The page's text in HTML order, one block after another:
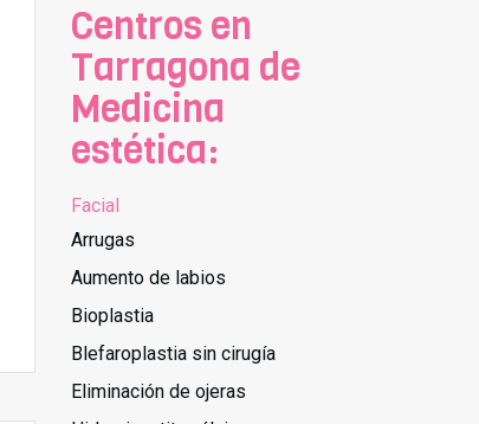
Centros en
Tarragona de
Medicina
estética:
Facial
Arrugas
Aumento de labios
Bioplastia
Blefaroplastia sin cirugía
Eliminación de ojeras